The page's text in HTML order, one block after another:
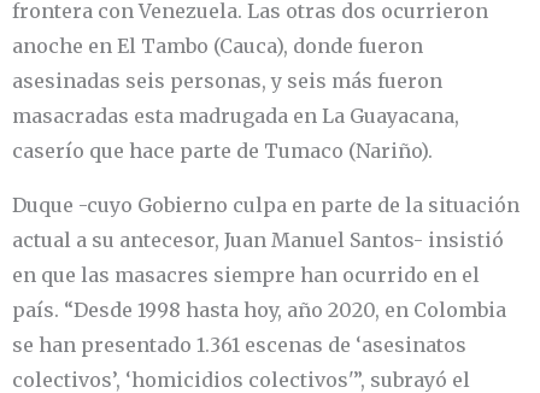
frontera con Venezuela. Las otras dos ocurrieron
anoche en El Tambo (Cauca), donde fueron
asesinadas seis personas, y seis más fueron
masacradas esta madrugada en La Guayacana,
caserío que hace parte de Tumaco (Nariño).
Duque -cuyo Gobierno culpa en parte de la situación
actual a su antecesor, Juan Manuel Santos- insistió
en que las masacres siempre han ocurrido en el
país. “Desde 1998 hasta hoy, año 2020, en Colombia
se han presentado 1.361 escenas de ‘asesinatos
colectivos’, ‘homicidios colectivos'”, subrayó el